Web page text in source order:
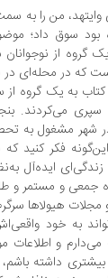
وایتهد، من را به
بود سوق داد؛
گروه از
به یک گروه
را سپری
مشغول به
فکر کنید
زندگی‌ای ایده‌آل
جمعی و مستمر و
مجلات هیولاها
به خود
و اطلاعات
بیشتری داشته